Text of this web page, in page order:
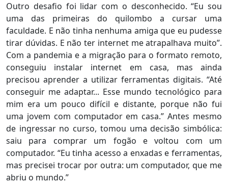
Outro desafio foi lidar com o desconhecido. “Eu sou
uma das primeiras do quilombo a cursar uma
faculdade. E não tinha nenhuma amiga que eu pudesse
tirar dúvidas. E não ter internet me atrapalhava muito”.
Com a pandemia e a migração para o formato remoto,
conseguiu instalar internet em casa, mas ainda
precisou aprender a utilizar ferramentas digitais. “Até
conseguir me adaptar... Esse mundo tecnológico para
mim era um pouco difícil e distante, porque não fui
uma jovem com computador em casa.” Antes mesmo
de ingressar no curso, tomou uma decisão simbólica:
saiu para comprar um fogão e voltou com um
computador. “Eu tinha acesso a enxadas e ferramentas,
mas precisei trocar por outra: um computador, que me
abriu o mundo.”